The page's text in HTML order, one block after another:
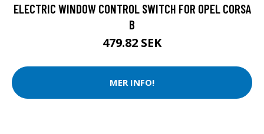
ELECTRIC WINDOW CONTROL SWITCH FOR OPEL CORSA
B
479.82 SEK
MER INFO!